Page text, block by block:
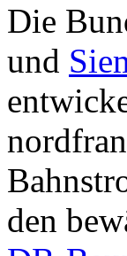
Die
und
den